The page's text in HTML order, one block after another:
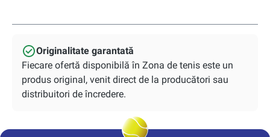
Originalitate garantată
Fiecare ofertă disponibilă în Zona de tenis este un
produs original, venit direct de la producători sau
distribuitori de încredere.